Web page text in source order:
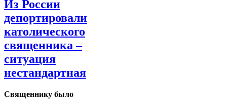
Из России
депортировали
католического
священника –
ситуация
нестандартная
Священнику было